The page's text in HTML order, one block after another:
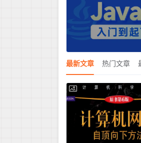
最新文章 热门文章